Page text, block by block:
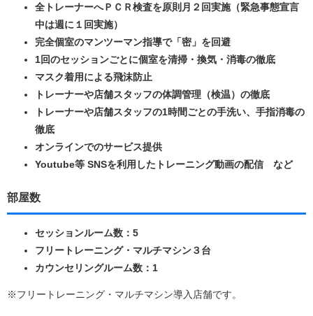
全トレーナーへＰＣＲ検査を原則月２回実施（緊急事態宣言
中は週に１回実施）
完全個室のマンツーマン指導で「密」を回避
1回のセッションごとに個室を清掃・換気・消毒の徹底
マスク着用による飛沫防止
トレーナーや店舗スタッフの体調管理（検温）の徹底
トレーナーや店舗スタッフの1時間ごとの手洗い、手指消毒の
徹底
オンラインでのサービス提供
Youtube等 SNSを利用したトレーニング動画の配信 など
部屋数
セッションルーム数：5
フリートレーニング・マルチマシン３台
カウンセリングルーム数：1
※フリートレーニング・マルチマシン導入店舗です。